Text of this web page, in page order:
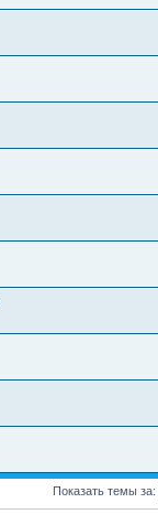
Показать темы за: